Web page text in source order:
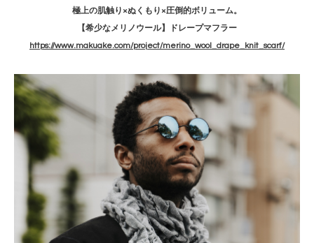
極上の肌触り×ぬくもり×圧倒的ボリューム。
【希少なメリノウール】ドレープマフラー
https://www.makuake.com/project/merino_wool_drape_knit_scarf/